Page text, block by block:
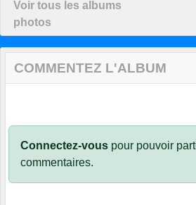
Voir tous les albums
photos
COMMENTEZ L'ALBUM
Connectez-vous pour pouvoir
commentaires.